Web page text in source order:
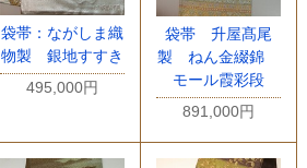
袋帯：ながしま織
物製 銀地すすき
495,000円
袋帯 升屋髙尾
製 ねん金綴錦
モール霞彩段
891,000円